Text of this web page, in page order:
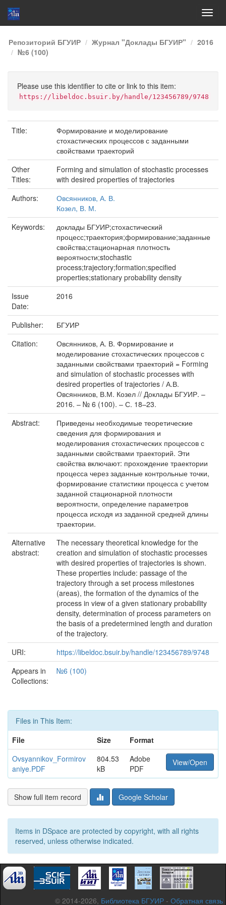
Skip
navigation
Репозиторий БГУИР Журнал "Доклады БГУИР"
2016
№6 (100)
Please use this identifier to cite or link to this item:
https://libeldoc.bsuir.by/handle/123456789/9748
Title:
Формирование и моделирование
стохастических процессов с заданными
свойствами траекторий
Other
Titles:
Forming and simulation of stochastic processes
with desired properties of trajectories
Authors:
Овсянников, А. В.
Козел, В. М.
Keywords:
доклады БГУИР;стохастический
процесс;траектория;формирование;заданные
свойства;стационарная плотность
вероятности;stochastic
process;trajectory;formation;specified
properties;stationary probability density
Issue
Date:
2016
Publisher:
БГУИР
Citation:
Овсянников, А. В. Формирование и
моделирование стохастических процессов с
заданными свойствами траекторий = Forming
and simulation of stochastic processes with
desired properties of trajectories / А.В.
Овсянников, В.М. Козел // Доклады БГУИР. –
2016. – № 6 (100). – С. 18–23.
Abstract:
Приведены необходимые теоретические
сведения для формирования и
моделирования стохастических процессов с
заданными свойствами траекторий. Эти
свойства включают: прохождение траектории
процесса через заданные контрольные точки,
формирование статистики процесса с учетом
заданной стационарной плотности
вероятности, определение параметров
процесса исходя из заданной средней длины
траектории.
Alternative
abstract:
The necessary theoretical knowledge for the
creation and simulation of stochastic processes
with desired properties of trajectories is shown.
These properties include: passage of the
trajectory through a set process milestones
(areas), the formation of the dynamics of the
process in view of a given stationary probability
density, determination of process parameters on
the basis of a predetermined length and duration
of the trajectory.
URI:
https://libeldoc.bsuir.by/handle/123456789/9748
Appears in
Collections:
№6 (100)
Files in This Item:
File
Size
Format
Ovsyannikov_Formirov
aniye.PDF
804.53
kB
Adobe
PDF
View/Open
Show full item record Google Scholar
Items in DSpace are protected by copyright, with all rights
reserved, unless otherwise indicated.
© 2014-2026, Библиотека БГУИР - Обратная связь